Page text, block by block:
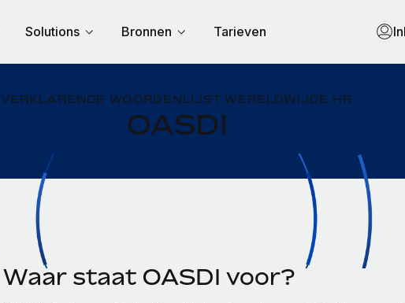
Solutions Bronnen Tarieven
VERKLARENDE WOORDENLIJST WERELDWIJDE HR
OASDI
Waar staat OASDI voor?